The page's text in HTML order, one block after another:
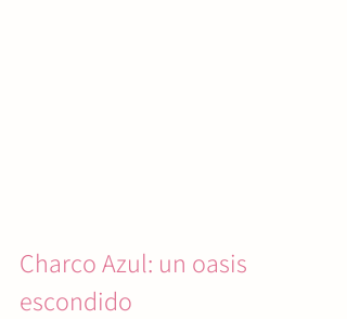
Charco Azul: un oasis
escondido